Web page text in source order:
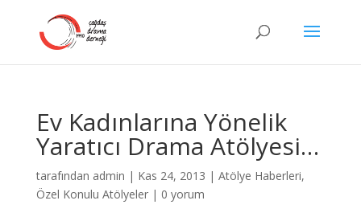
Ev Kadınlarına Yönelik
Yaratıcı Drama Atölyesi…
tarafından admin | Kas 24, 2013 | Atölye Haberleri,
Özel Konulu Atölyeler| 0 yorum